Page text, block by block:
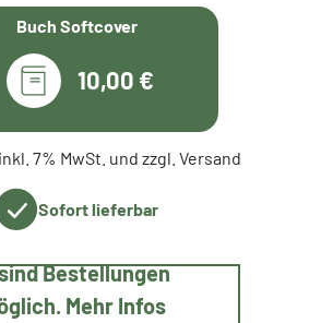
Buch Softcover
10,00 €
7% MwSt. und zzgl. Versand
Sofort lieferbar
Bestellungen
Mehr Infos